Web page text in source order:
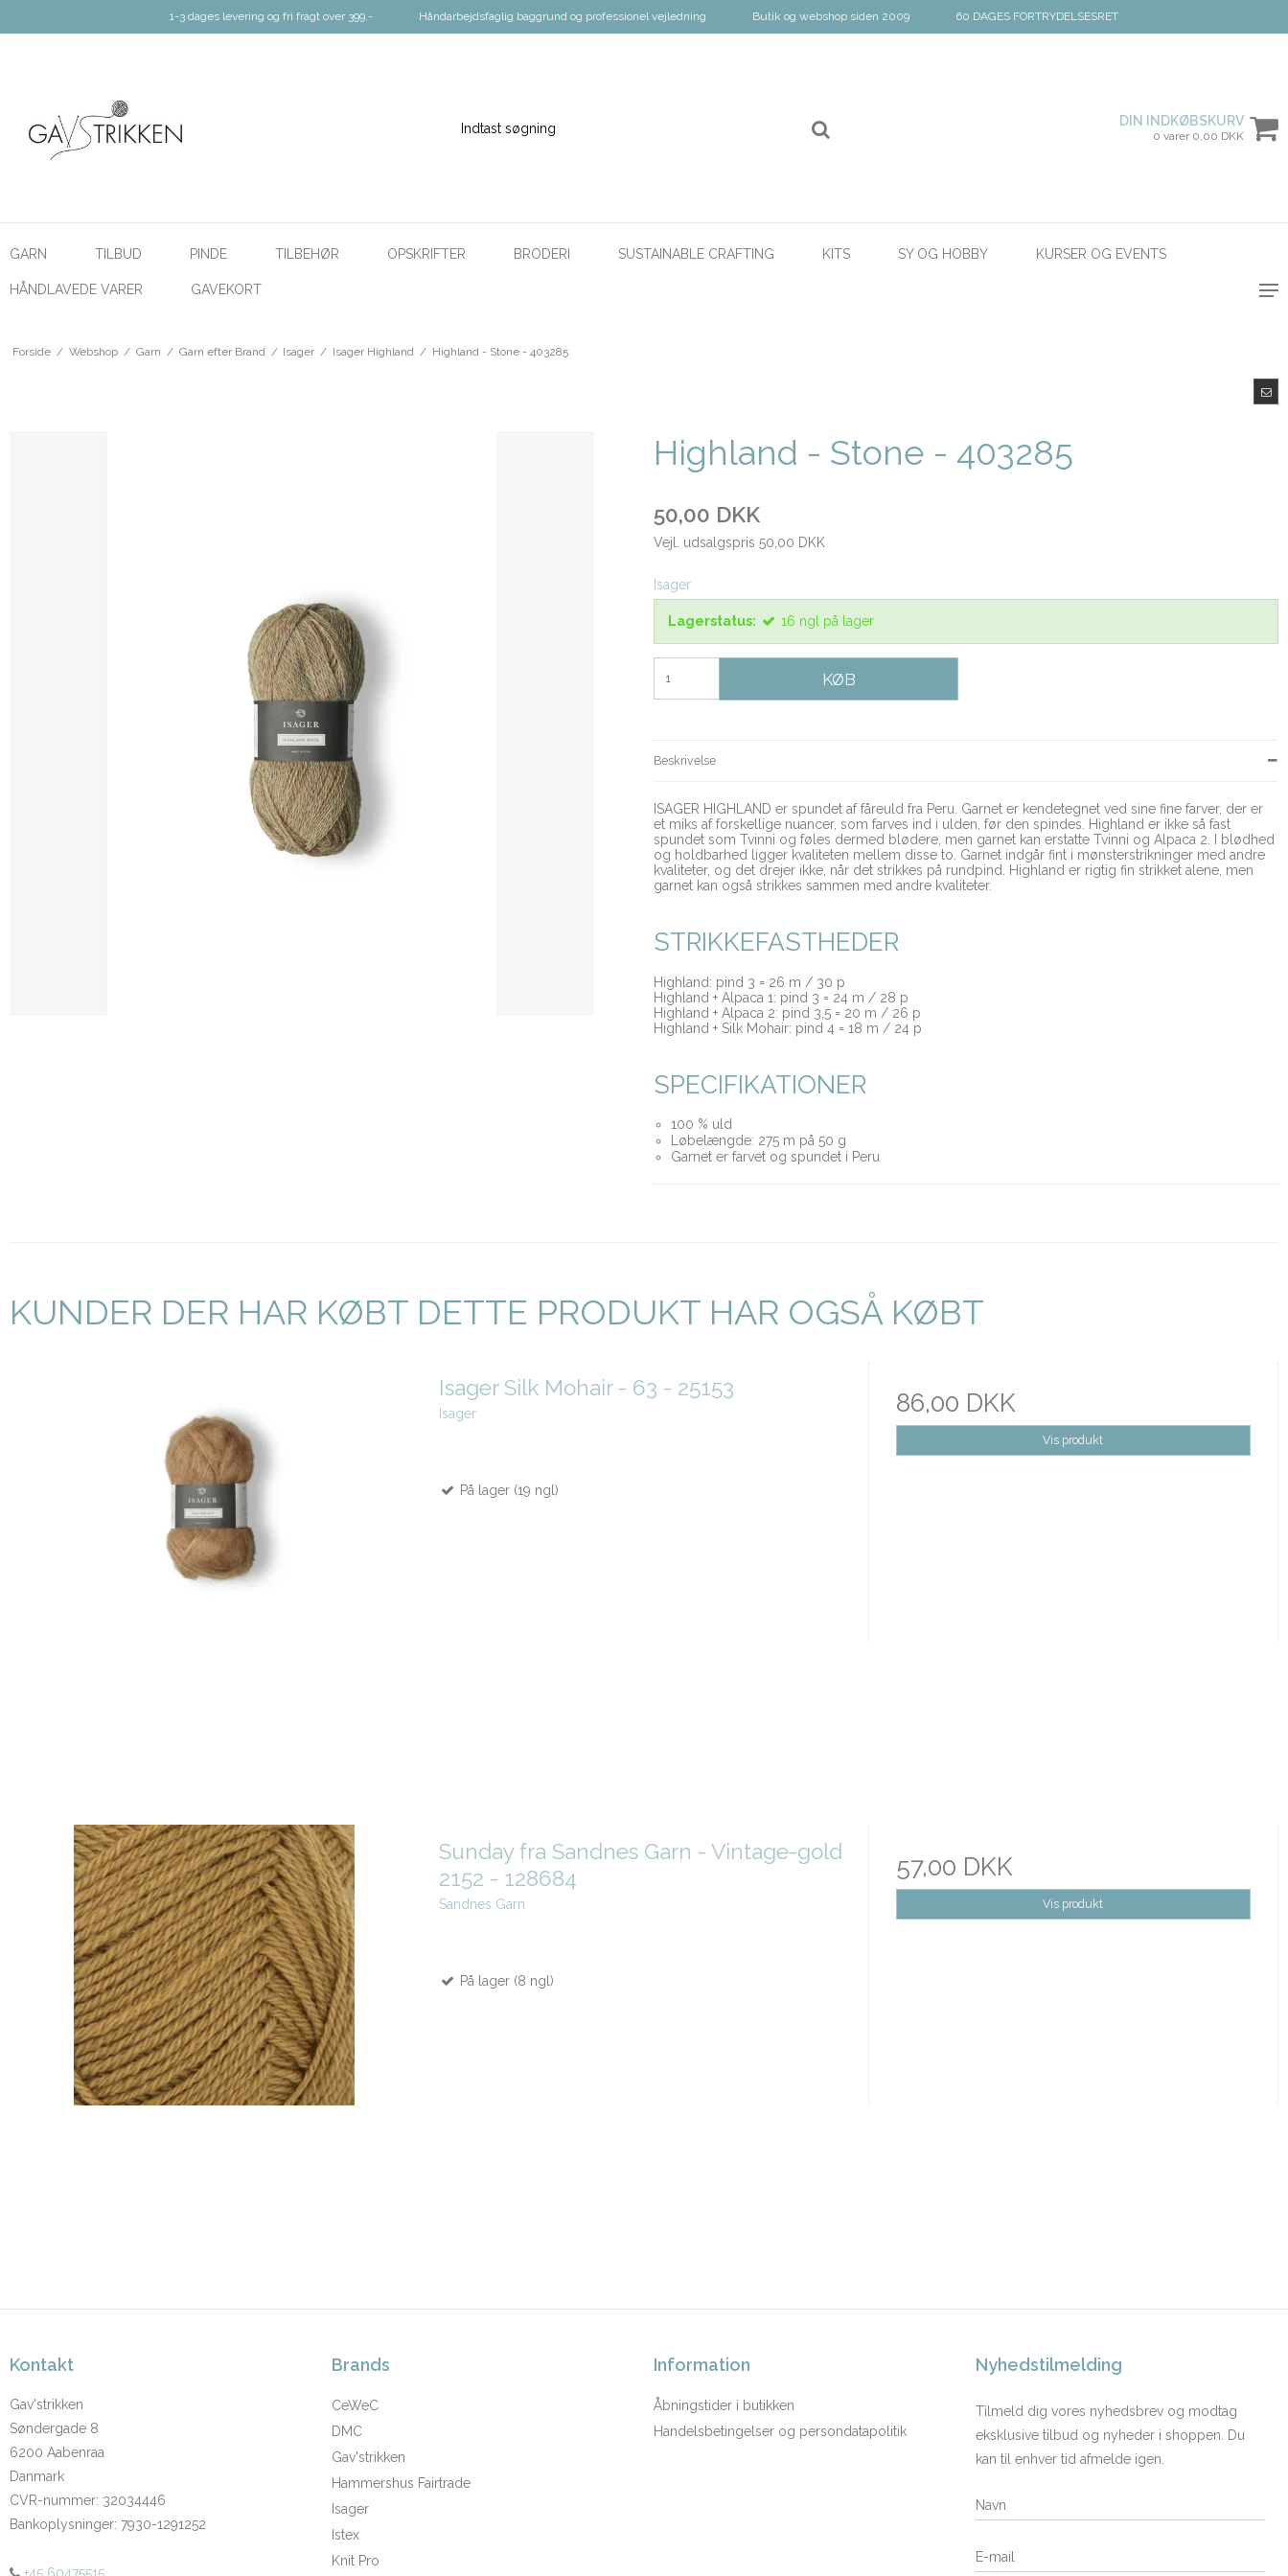
1-3 dages levering og fri fragt over 399,- Håndarbejdsfaglig baggrund og professionel vejledning Butik og webshop siden 2009 60 DAGES FORTRYDELSESRET
DIN INDKØBSKURV
0 varer 0,00 DKK
GARN TILBUD PINDE TILBEHØR OPSKRIFTER BRODERI SUSTAINABLE CRAFTING KITS SY OG HOBBY KURSER OG EVENTS
HÅNDLAVEDE VARER GAVEKORT
Forside / Webshop / Garn / Garn efter Brand / Isager / Isager Highland / Highland - Stone - 403285
Highland - Stone - 403285
50,00 DKK
Vejl. udsalgspris 50,00 DKK
Isager
Lagerstatus: 16 ngl på lager
KØB
Beskrivelse
ISAGER HIGHLAND er spundet af fåreuld fra Peru. Garnet er kendetegnet ved sine fine farver, der er
et miks af forskellige nuancer, som farves ind i ulden, før den spindes. Highland er ikke så fast
spundet som Tvinni og føles dermed blødere, men garnet kan erstatte Tvinni og Alpaca 2. I blødhed
og holdbarhed ligger kvaliteten mellem disse to. Garnet indgår fint i mønsterstrikninger med andre
kvaliteter, og det drejer ikke, når det strikkes på rundpind. Highland er rigtig fin strikket alene, men
garnet kan også strikkes sammen med andre kvaliteter.
STRIKKEFASTHEDER
Highland: pind 3 = 26 m / 30 p
Highland + Alpaca 1: pind 3 = 24 m / 28 p
Highland + Alpaca 2: pind 3,5 = 20 m / 26 p
Highland + Silk Mohair: pind 4 = 18 m / 24 p
SPECIFIKATIONER
100 % uld
Løbelængde: 275 m på 50 g
Garnet er farvet og spundet i Peru
KUNDER DER HAR KØBT DETTE PRODUKT HAR OGSÅ KØBT
Isager Silk Mohair - 63 - 25153
Isager
På lager (19 ngl)
86,00 DKK
Vis produkt
Sunday fra Sandnes Garn - Vintage-gold
2152 - 128684
Sandnes Garn
På lager (8 ngl)
57,00 DKK
Vis produkt
Kontakt
Gav'strikken
Søndergade 8
6200 Aabenraa
Danmark
CVR-nummer: 32034446
Bankoplysninger: 7930-1291252
+45 60475515
Brands
CeWeC
DMC
Gav'strikken
Hammershus Fairtrade
Isager
Istex
Knit Pro
Information
Åbningstider i butikken
Handelsbetingelser og persondatapolitik
Nyhedstilmelding
Tilmeld dig vores nyhedsbrev og modtag
eksklusive tilbud og nyheder i shoppen. Du
kan til enhver tid afmelde igen.